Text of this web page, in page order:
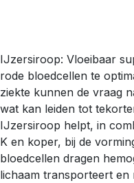
IJzersiroop: Vloeibaar
rode bloedcellen te
ziekte kunnen de vraag
wat kan leiden tot
IJzersiroop helpt, in
K en koper, bij de
bloedcellen dragen
lichaam transporteert en